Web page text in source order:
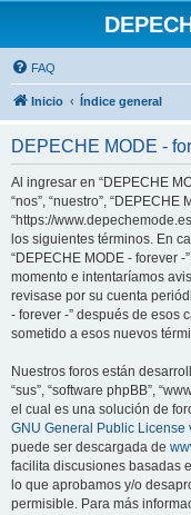
FAQ
Inicio Índice general
DEPECHE MODE -
Al ingresar en “DEPECHE
“nos”, “nuestro”, “DEPECHE
“https://
los siguientes términos. En
“DEPECHE MODE - forever
momento e intentaríamos
revisase por su cuenta
- forever -” después de esos
sometido a esos nuevos
Nuestros foros están
“sus”, “software phpBB”,
el cual es una solución de
GNU General Public License
puede ser descargada de
facilita discusiones basadas
lo que aprobamos y/o
permisible. Para más